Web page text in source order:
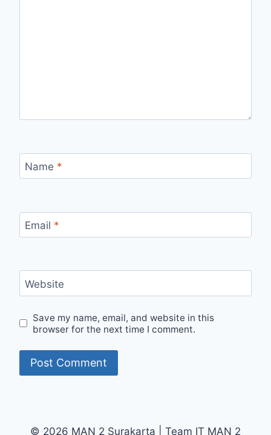
Name *
Email *
Website
Save my name, email, and website in this
browser for the next time I comment.
© 2026 MAN 2 Surakarta | Team IT MAN 2